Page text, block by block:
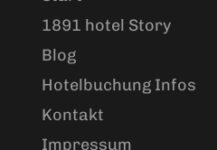
1891 hotel Story
Blog
Hotelbuchung Infos
Kontakt
Impressum